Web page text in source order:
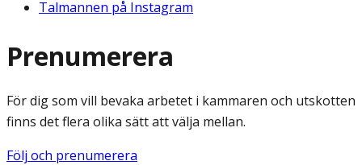
Talmannen på Instagram
Prenumerera
För dig som vill bevaka arbetet i kammaren och utskotten
finns det flera olika sätt att välja mellan.
Följ och prenumerera